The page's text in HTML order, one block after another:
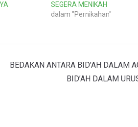
SEGERA MENIKAH
dalam "Pernikahan"
BEDAKAN ANTARA BID’AH DALAM
BID’AH DALAM